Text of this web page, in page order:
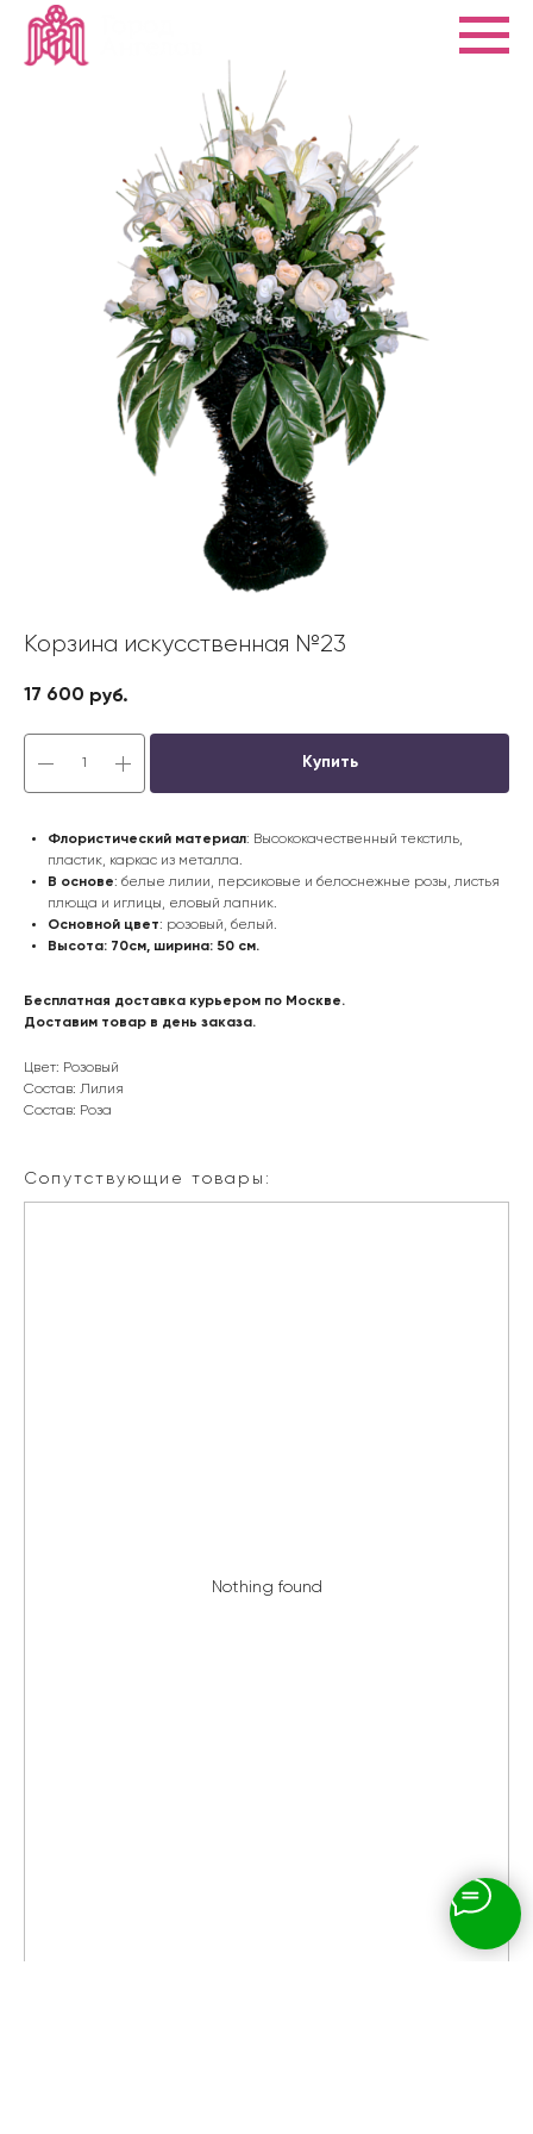
Корзина искусственная №23
17 600 руб.
Купить
Флористический материал: Высококачественный текстиль,
пластик, каркас из металла.
В основе: белые лилии, персиковые и белоснежные розы, листья
плюща и иглицы, еловый лапник.
Основной цвет: розовый, белый.
Высота: 70см, ширина: 50 см.
Бесплатная доставка курьером по Москве.
Доставим товар в день заказа.
Цвет: Розовый
Состав: Лилия
Состав: Роза
Сопутствующие товары:
Nothing found